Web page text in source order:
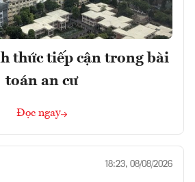
thức tiếp cận trong bài
toán an cư
Đọc ngay
18:23, 08/08/2026